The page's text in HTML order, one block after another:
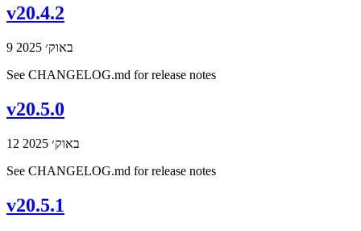
v20.4.2
9 באוק׳ 2025
See CHANGELOG.md for release notes
v20.5.0
12 באוק׳ 2025
See CHANGELOG.md for release notes
v20.5.1